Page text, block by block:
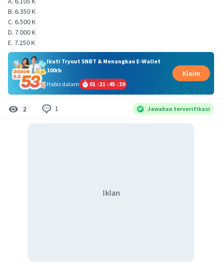
B. 6.350 K
C. 6.500 K
D. 7.000 K
E. 7.250 K
Ikuti Tryout SNBT & Menangkan E-Wallet
100rb
Habis dalam
01 :21 :45 :18
Klaim
2 1 Jawaban terverifikasi
Iklan